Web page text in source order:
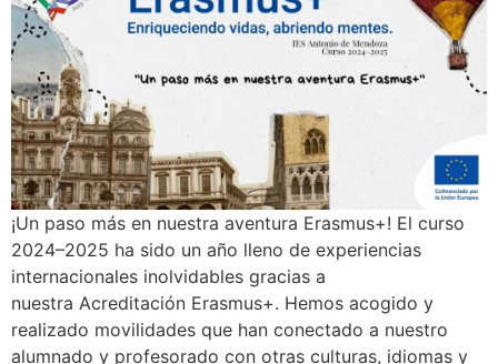
¡Un paso más en nuestra aventura Erasmus+! El curso
2024–2025 ha sido un año lleno de experiencias
internacionales inolvidables gracias a
nuestra Acreditación Erasmus+. Hemos acogido y
realizado movilidades que han conectado a nuestro
alumnado y profesorado con otras culturas, idiomas y